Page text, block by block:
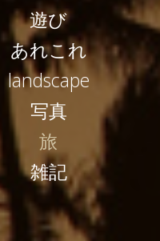
遊び
あれこれ
landscape
写真
旅
雑記